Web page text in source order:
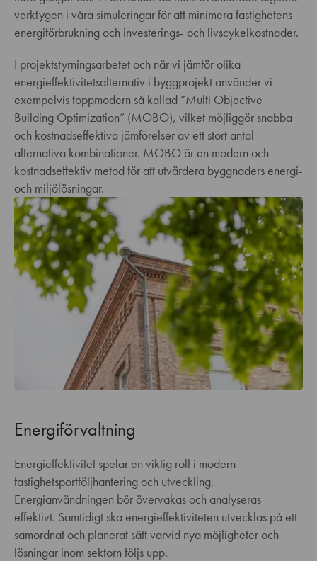
verktygen i våra simuleringar för att minimera fastighetens
energiförbrukning och investerings- och livscykelkostnader.
I projektstyrningsarbetet och när vi jämför olika
energieffektivitetsalternativ i byggprojekt använder vi
exempelvis toppmodern så kallad ”Multi Objective
Building Optimization” (MOBO), vilket möjliggör snabba
och kostnadseffektiva jämförelser av ett stort antal
alternativa kombinationer. MOBO är en modern och
kostnadseffektiv metod för att utvärdera byggnaders energi-
och miljölösningar.
Energiförvaltning
Energieffektivitet spelar en viktig roll i modern
fastighetsportföljhantering och utveckling.
Energianvändningen bör övervakas och analyseras
effektivt. Samtidigt ska energieffektiviteten utvecklas på ett
samordnat och planerat sätt varvid nya möjligheter och
lösningar inom sektorn följs upp.